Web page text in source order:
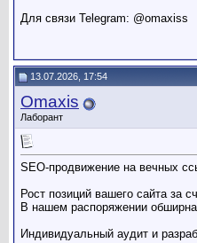
Для связи Telegram: @omaxiss
13.07.2026, 17:54
Omaxis
Лаборант
SEO-продвижение на вечных
Рост позиций вашего сайта за
В нашем распоряжении
Индивидуальный аудит и